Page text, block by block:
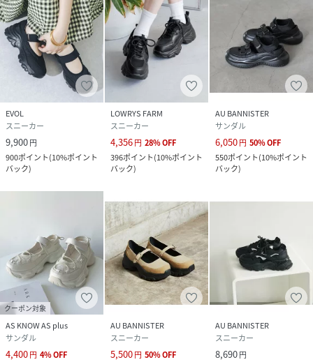
EVOL
スニーカー
9,900円
900ポイント(10%ポイント
バック)
LOWRYS FARM
スニーカー
4,356円 28%OFF
396ポイント(10%ポイント
バック)
AU BANNISTER
サンダル
6,050円 50%OFF
550ポイント(10%ポイント
バック)
クーポン対象
AS KNOW AS plus
サンダル
4,400円 4%OFF
AU BANNISTER
スニーカー
5,500円 50%OFF
AU BANNISTER
スニーカー
8,690円